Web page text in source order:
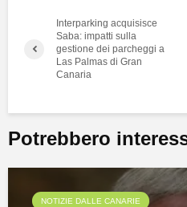
Interparking acquisisce
Saba: impatti sulla
gestione dei parcheggi a
Las Palmas di Gran
Canaria
Potrebbero
NOTIZIE DALLE CANARIE